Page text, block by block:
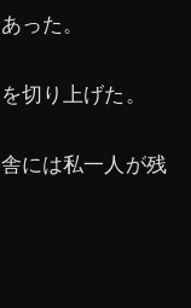
った。
切り上げた。
には私一人が残